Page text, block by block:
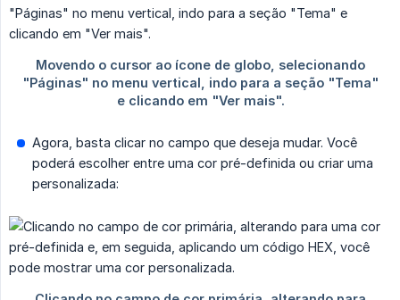
Agora, basta clicar no campo que deseja mudar. Você
poderá escolher entre uma cor pré-definida ou criar uma
personalizada: